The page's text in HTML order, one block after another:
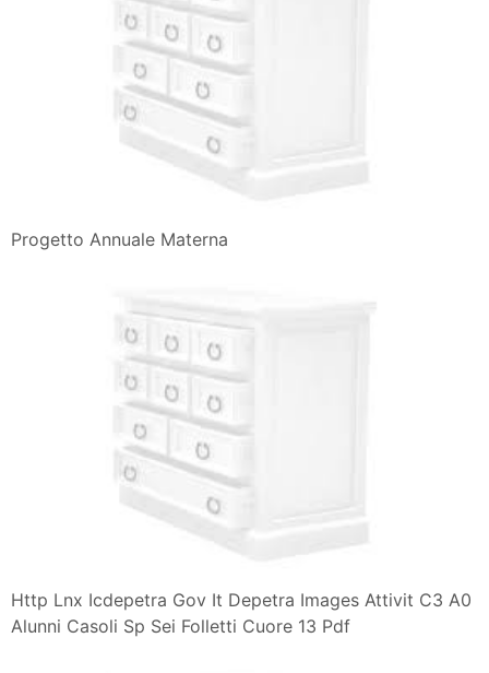
Progetto Annuale Materna
Http Lnx Icdepetra Gov It Depetra Images Attivit C3 A0
Alunni Casoli Sp Sei Folletti Cuore 13 Pdf